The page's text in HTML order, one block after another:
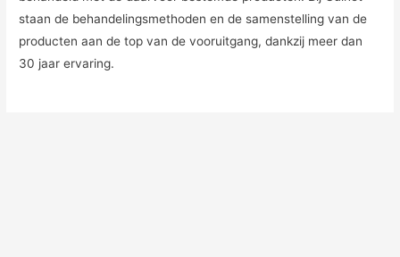
staan de behandelingsmethoden en de samenstelling van de
producten aan de top van de vooruitgang, dankzij meer dan
30 jaar ervaring.